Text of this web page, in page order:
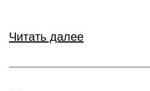
Читать далее